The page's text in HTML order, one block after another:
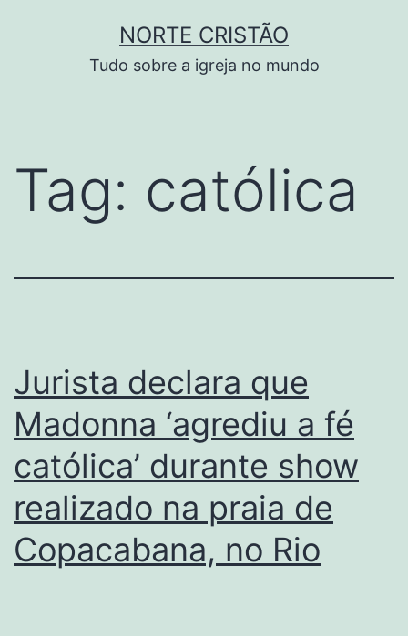
NORTE CRISTÃO
Tudo sobre a igreja no mundo
Tag: católica
Jurista declara que
Madonna ‘agrediu a fé
católica’ durante show
realizado na praia de
Copacabana, no Rio